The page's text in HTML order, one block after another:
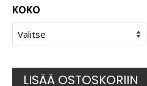
KOKO
LISÄÄ OSTOSKORIIN